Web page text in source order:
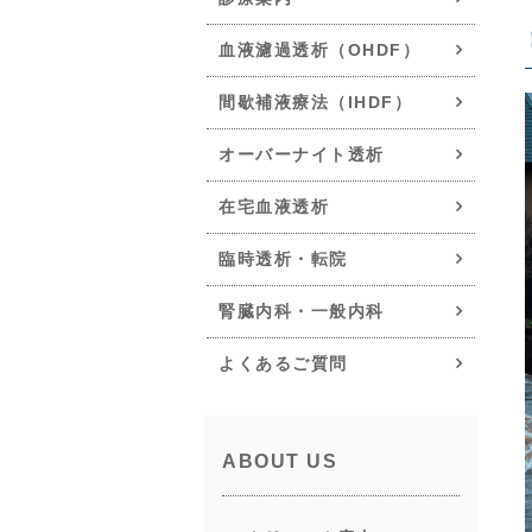
血液濾過透析（OHDF）
間歇補液療法（IHDF）
オーバーナイト透析
在宅血液透析
臨時透析・転院
腎臓内科・一般内科
よくあるご質問
ABOUT US